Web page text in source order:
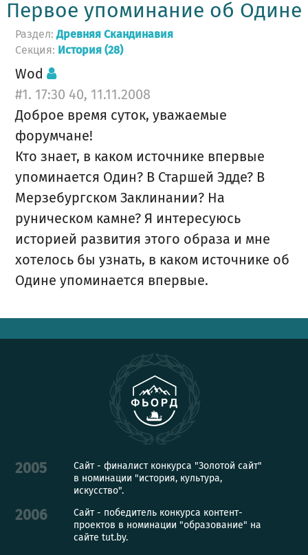
Первое упоминание об Одине
Раздел:Древняя Скандинавия
Секция: История (28)
Wod
#1. 17:30 40, 11.11.2008
Доброе время суток, уважаемые
форумчане!
Кто знает, в каком источнике впервые
упоминается Один? В Старшей Эдде? В
Мерзебургском Заклинании? На
руническом камне? Я интересуюсь
историей развития этого образа и мне
хотелось бы узнать, в каком источнике об
Одине упоминается впервые.
2005
Сайт - финалист конкурса "Золотой сайт"
в номинации "история, культура,
искусство".
2006
Сайт - победитель конкурса контент-
проектов в номинации "образование" на
сайте tut.by.